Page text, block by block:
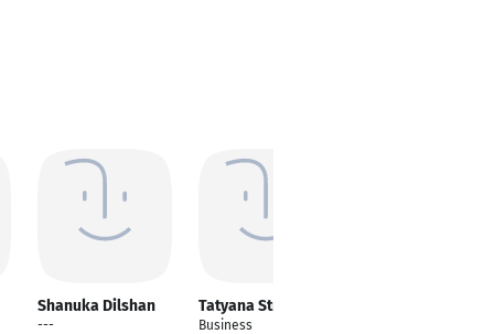
Shanuka Dilshan
---
Tatyana Stratulat
Business